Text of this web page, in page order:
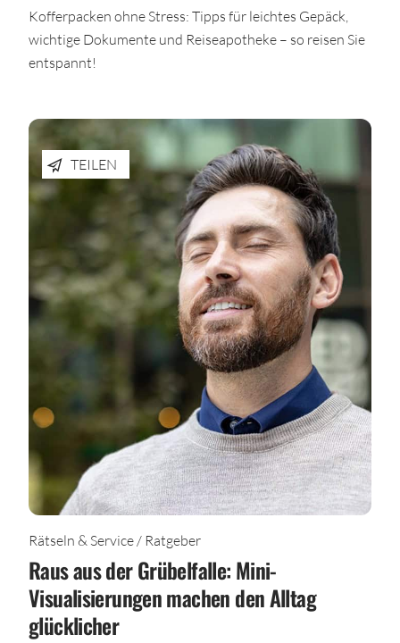
Kofferpacken ohne Stress: Tipps für leichtes Gepäck,
wichtige Dokumente und Reiseapotheke – so reisen Sie
entspannt!
TEILEN
Rätseln & Service / Ratgeber
Raus aus der Grübelfalle: Mini-
Visualisierungen machen den Alltag
glücklicher